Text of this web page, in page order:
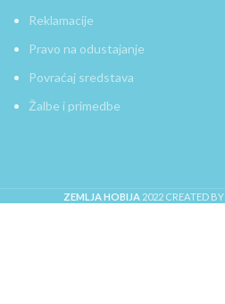
Reklamacije
Pravo na odustajanje
Povraćaj sredstava
Žalbe i primedbe
ZEMLJA HOBIJA 2022 CREATED BY